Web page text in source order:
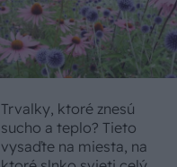
Trvalky, ktoré znesú
sucho a teplo? Tieto
vysaďte na miesta, na